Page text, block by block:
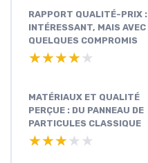
RAPPORT QUALITÉ-PRIX :
INTÉRESSANT, MAIS AVEC
QUELQUES COMPROMIS
★★★★★
★★★★★
MATÉRIAUX ET QUALITÉ
PERÇUE : DU PANNEAU DE
PARTICULES CLASSIQUE
★★★★★
★★★★★